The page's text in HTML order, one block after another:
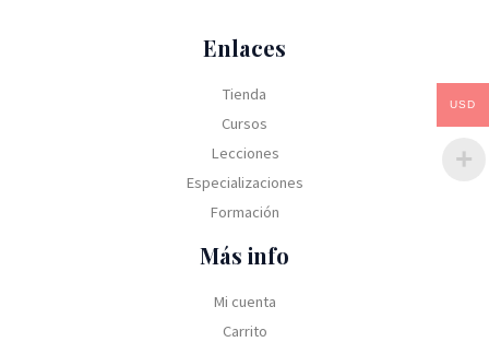
Enlaces
Tienda
Cursos
Lecciones
Especializaciones
Formación
Más info
Mi cuenta
Carrito
USD